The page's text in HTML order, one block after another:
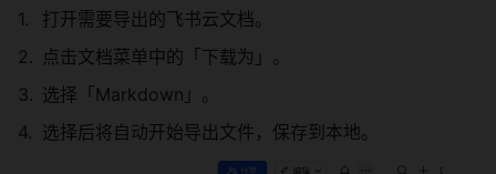
打开需要导出的飞书云文档。
点击文档菜单中的「下载为」。
选择「Markdown」。
选择后将自动开始导出文件，保存到本地。